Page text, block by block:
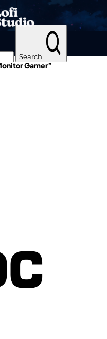
content
Search
Gamer”